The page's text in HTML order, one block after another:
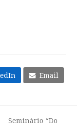
Email
Seminário “Do